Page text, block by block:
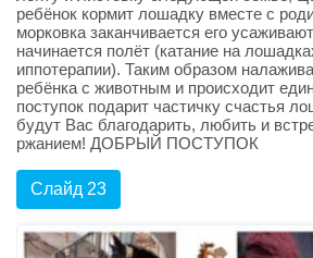
ребёнок кормит лошадку вместе с
морковка заканчивается его
начинается полёт (катание на
иппотерапии). Таким образом
ребёнка с животным и происходит
поступок подарит частичку счастья
будут Вас благодарить, любить и
ржанием! ДОБРЫЙ ПОСТУПОК
Слайд 23